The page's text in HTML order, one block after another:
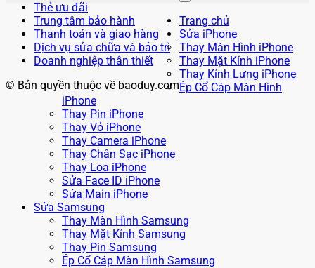
Thẻ ưu đãi
Trung tâm bảo hành
Thanh toán và giao hàng
Dịch vụ sửa chữa và bảo trì
Doanh nghiệp thân thiết
© Bản quyền thuộc về baoduy.com
Trang chủ
Sửa iPhone
Thay Màn Hình iPhone
Thay Mặt Kính iPhone
Thay Kính Lưng iPhone
Ép Cổ Cáp Màn Hình
iPhone
Thay Pin iPhone
Thay Vỏ iPhone
Thay Camera iPhone
Thay Chân Sạc iPhone
Thay Loa iPhone
Sửa Face ID iPhone
Sửa Main iPhone
Sửa Samsung
Thay Màn Hình Samsung
Thay Mặt Kính Samsung
Thay Pin Samsung
Ép Cổ Cáp Màn Hình Samsung